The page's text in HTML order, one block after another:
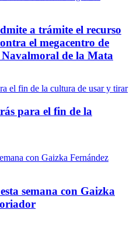
a trámite el recurso
el megacentro de
de la Mata
para el fin de la
semana con Gaizka